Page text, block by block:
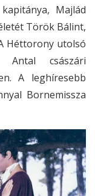
Majlád
Török Bálint,
Héttorony utolsó
császári
A leghíresebb
Bornemissza